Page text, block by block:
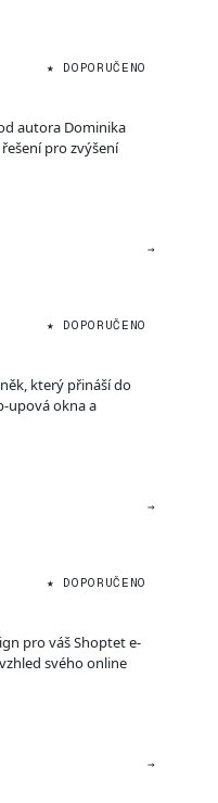
★ DOPORUČENO
autora Dominika
pro zvýšení
→
★ DOPORUČENO
který přináší do
upová okna a
→
★ DOPORUČENO
pro váš Shoptet e-
→